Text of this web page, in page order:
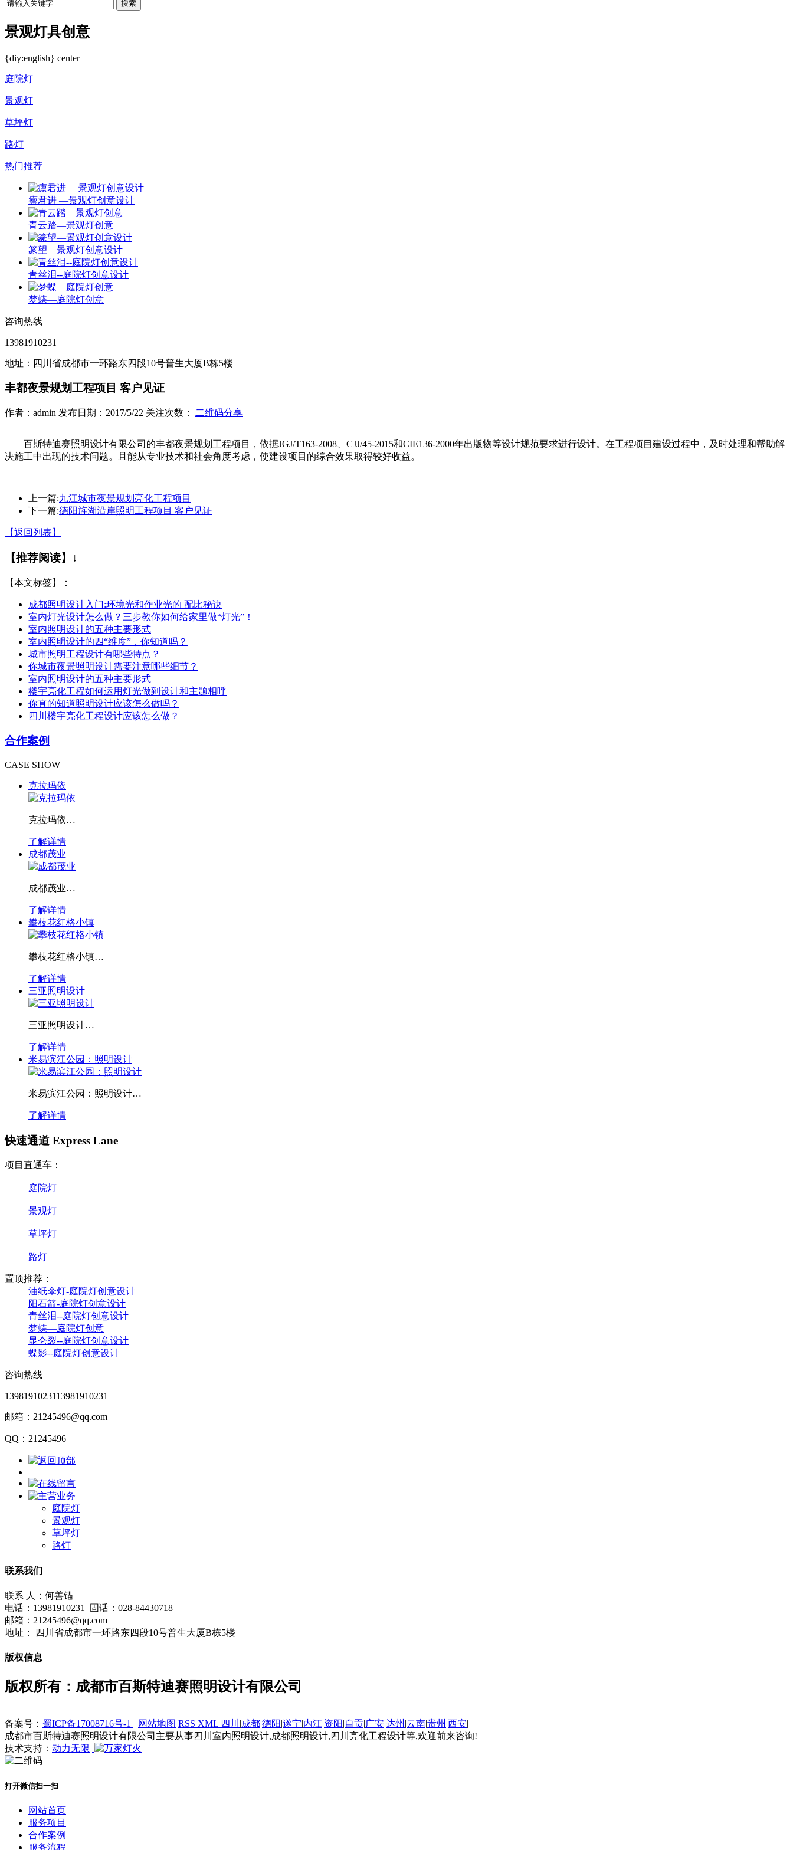
搜索
景观灯具创意
{diy:english} center
庭院灯
景观灯
草坪灯
路灯
热门推荐
癝君进 —景观灯创意设计
青云踏—景观灯创意
篆望—景观灯创意设计
青丝泪--庭院灯创意设计
梦蝶—庭院灯创意
咨询热线
13981910231
地址：四川省成都市一环路东四段10号普生大厦B栋5楼
丰都夜景规划工程项目 客户见证
作者：admin 发布日期：2017/5/22 关注次数： 二维码分享
百斯特迪赛照明设计有限公司的丰都夜景规划工程项目，依据JGJ/T163-2008、CJJ/45-2015和CIE136-2000年出版物等设计规范要求进行设计。在工程项目建设过程中，及时处理和帮助解
决施工中出现的技术问题。且能从专业技术和社会角度考虑，使建设项目的综合效果取得较好收益。
上一篇:九江城市夜景规划亮化工程项目
下一篇:德阳旌湖沿岸照明工程项目 客户见证
【返回列表】
【推荐阅读】↓
【本文标签】：
成都照明设计入门:环境光和作业光的 配比秘诀
室内灯光设计怎么做？三步教你如何给家里做“灯光”！
室内照明设计的五种主要形式
室内照明设计的四“维度”，你知道吗？
城市照明工程设计有哪些特点？
你城市夜景照明设计需要注意哪些细节？
室内照明设计的五种主要形式
楼宇亮化工程如何运用灯光做到设计和主题相呼
你真的知道照明设计应该怎么做吗？
四川楼宇亮化工程设计应该怎么做？
合作案例
CASE SHOW
克拉玛依
克拉玛依…
了解详情
成都茂业
成都茂业…
了解详情
攀枝花红格小镇
攀枝花红格小镇…
了解详情
三亚照明设计
三亚照明设计…
了解详情
米易滨江公园：照明设计
米易滨江公园：照明设计…
了解详情
快速通道 Express Lane
项目直通车：
庭院灯
景观灯
草坪灯
路灯
置顶推荐：
油纸伞灯-庭院灯创意设计
阳石箭-庭院灯创意设计
青丝泪--庭院灯创意设计
梦蝶—庭院灯创意
昆仑裂--庭院灯创意设计
蝶影--庭院灯创意设计
咨询热线
1398191023113981910231
邮箱：21245496@qq.com
QQ：21245496
庭院灯
景观灯
草坪灯
路灯
联系我们
联系 人：何善锚
电话：13981910231 固话：028-84430718
邮箱：21245496@qq.com
地址： 四川省成都市一环路东四段10号普生大厦B栋5楼
版权信息
版权所有：成都市百斯特迪赛照明设计有限公司
备案号： 蜀ICP备17008716号-1 网站地图 RSS XML 四川 |成都|德阳|遂宁|内江|资阳|自贡|广安|达州 |云南|贵州 |西安|
成都市百斯特迪赛照明设计有限公司主要从事四川室内照明设计,成都照明设计,四川亮化工程设计等,欢迎前来咨询!
技术支持： 动力无限
打开微信扫一扫
网站首页
服务项目
合作案例
服务流程